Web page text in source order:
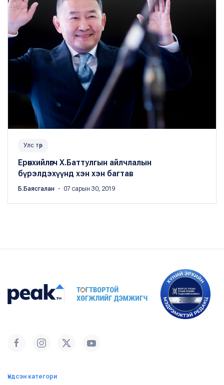
Улс төр
Ерөнхийлөгч Х.Баттулгын айлчлалын
бүрэлдэхүүнд хэн хэн багтав
Б.Баясгалан ・ 07 сарын 30, 2019
Үндсэн категори